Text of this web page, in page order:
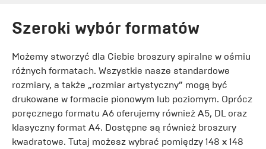
Szeroki wybór formatów
Możemy stworzyć dla Ciebie broszury spiralne w ośmiu
różnych formatach. Wszystkie nasze standardowe
rozmiary, a także „rozmiar artystyczny” mogą być
drukowane w formacie pionowym lub poziomym. Oprócz
poręcznego formatu A6 oferujemy również A5, DL oraz
klasyczny format A4. Dostępne są również broszury
kwadratowe. Tutaj możesz wybrać pomiędzy 148 x 148